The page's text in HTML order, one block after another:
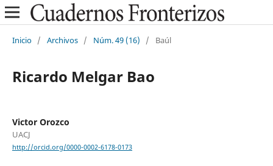
Inicio / Archivos / Núm. 49 (16) / Baúl
Ricardo Melgar Bao
Victor Orozco
UACJ
http://orcid.org/0000-0002-6178-0173